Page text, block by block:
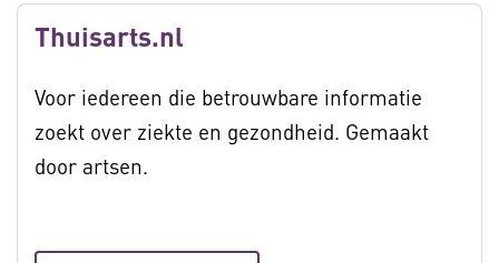
Thuisarts.nl
Voor iedereen die betrouwbare informatie
zoekt over ziekte en gezondheid. Gemaakt
door artsen.